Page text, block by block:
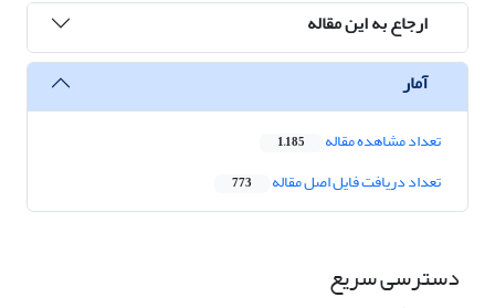
ارجاع به این مقاله
آمار
تعداد مشاهده مقاله 1,185
تعداد دریافت فایل اصل مقاله 773
دسترسی سریع